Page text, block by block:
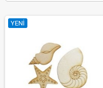
YENI